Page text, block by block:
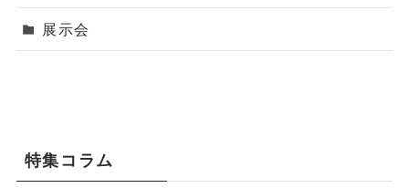
展示会
特集コラム